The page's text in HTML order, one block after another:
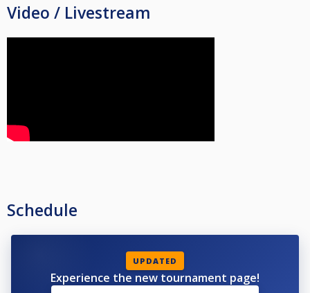
Video / Livestream
Schedule
UPDATED
Experience the new tournament page!